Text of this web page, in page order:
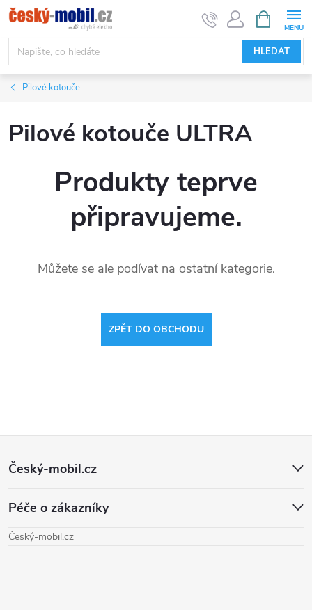
Přejít
na
obsah
HLEDAT
NÁKUPNÍ
KOŠÍK
Pilové kotouče
Pilové kotouče ULTRA
Produkty teprve
připravujeme.
Můžete se ale podívat na ostatní kategorie.
ZPĚT DO OBCHODU
Z
p
Český-mobil.cz
Péče o zákazníky
Český-mobil.cz